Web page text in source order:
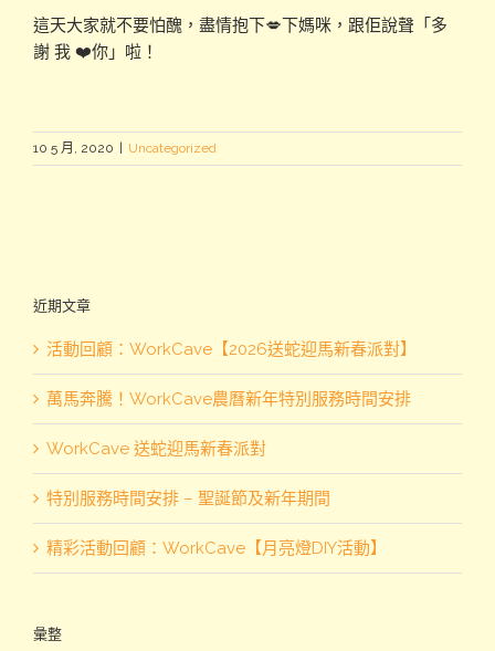
這天大家就不要怕醜，盡情抱下💋下媽咪，跟佢說聲「多
謝 我 ❤️你」啦！
10 5 月, 2020 Uncategorized
近期文章
活動回顧：WorkCave【2026送蛇迎馬新春派對】
萬馬奔騰！WorkCave農曆新年特別服務時間安排
WorkCave 送蛇迎馬新春派對
特別服務時間安排 – 聖誕節及新年期間
精彩活動回顧：WorkCave【月亮燈DIY活動】
彙整